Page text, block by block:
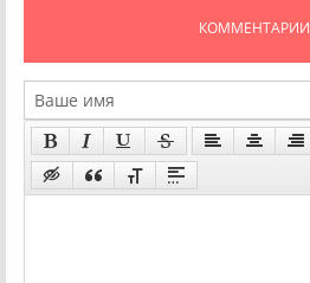
КОММЕНТАРИИ